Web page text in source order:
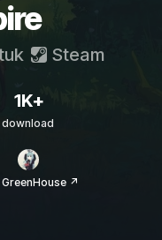
Steam
1K+
download
↗